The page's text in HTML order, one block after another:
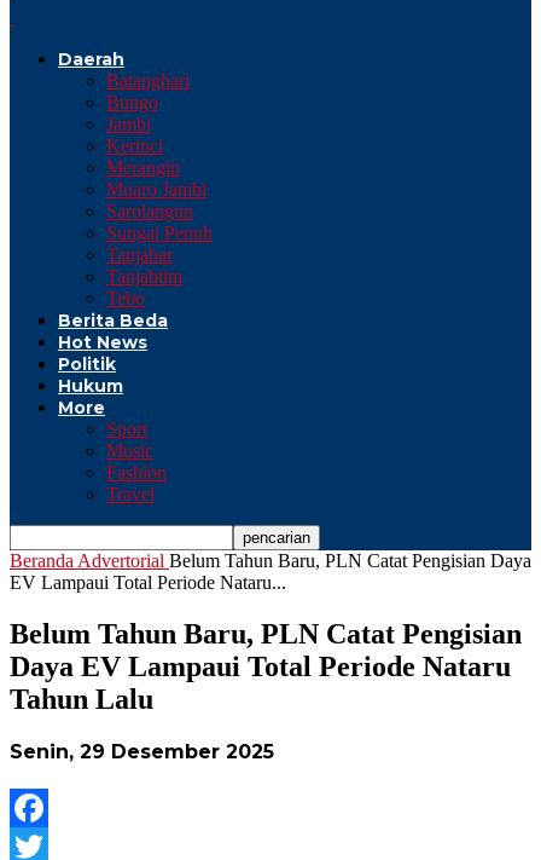
Daerah
Batanghari
Bungo
Jambi
Kerinci
Merangin
Muaro Jambi
Sarolangun
Sungai Penuh
Tanjabar
Tanjabtim
Tebo
Berita Beda
Hot News
Politik
Hukum
More
Sport
Music
Fashion
Travel
Beranda Advertorial Belum Tahun Baru, PLN Catat Pengisian Daya
EV Lampaui Total Periode Nataru...
Belum Tahun Baru, PLN Catat Pengisian
Daya EV Lampaui Total Periode Nataru
Tahun Lalu
Senin, 29 Desember 2025
Facebook